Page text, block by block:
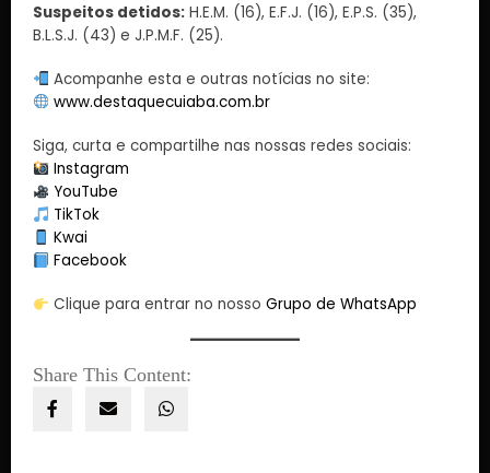
Suspeitos detidos: H.E.M. (16), E.F.J. (16), E.P.S. (35),
B.L.S.J. (43) e J.P.M.F. (25).
Acompanhe esta e outras notícias no site:
www.destaquecuiaba.com.br
Siga, curta e compartilhe nas nossas redes sociais:
Instagram
YouTube
TikTok
Kwai
Facebook
Clique para entrar no nossoGrupo de WhatsApp
Share This Content: